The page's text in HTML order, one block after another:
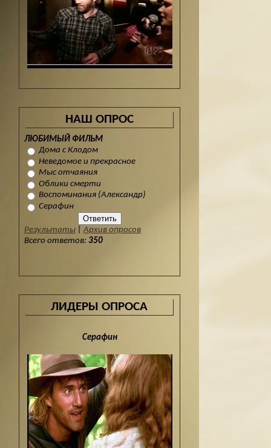
НАШ ОПРОС
ЛЮБИМЫЙ ФИЛЬМ
Дома с Клодом
Неведомое и прекрасное
Мыс отчаяния
Облики смерти
Воспоминания (Александр)
Серафин
Результаты
Архив опросов
Всего ответов: 350
ЛИДЕРЫ ОПРОСА
Серафин